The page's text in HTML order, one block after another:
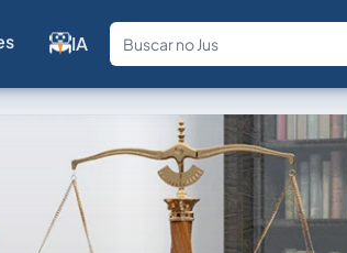
IA
Fale com a IA